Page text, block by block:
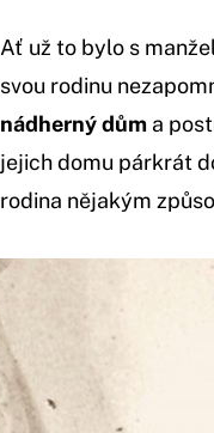
Ať už to bylo s
svou rodinu
nádherný dům a
jejich domu párkrát
rodina nějakým